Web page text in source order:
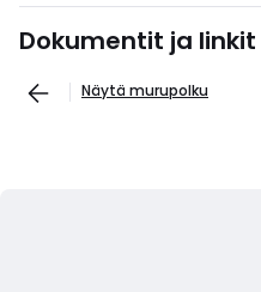
Dokumentit ja linkit
Näytä murupolku